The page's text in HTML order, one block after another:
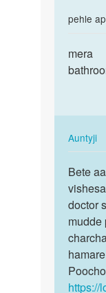
pehle
mera
bathroom
mera
AuntyjiIn
to
by
Bete
aap
is
baare
mein
kisi…
Bete
doctor
mudde
https://